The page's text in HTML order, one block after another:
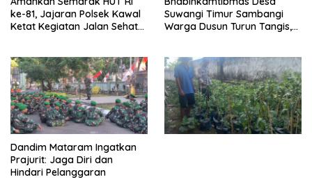
ke-81, Jajaran Polsek Kawal
Ketat Kegiatan Jalan Sehat
Suwangi Timur Sambangi
Warga Dusun Turun Tangis,
Dandim Mataram Ingatkan
Prajurit: Jaga Diri dan
Hindari Pelanggaran